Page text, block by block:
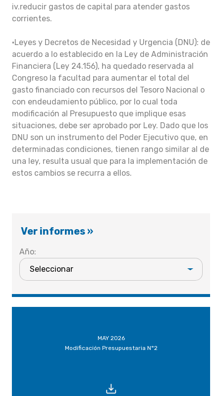
iv.reducir gastos de capital para atender gastos
corrientes.
•Leyes y Decretos de Necesidad y Urgencia (DNU): de
acuerdo a lo establecido en la Ley de Administración
Financiera (Ley 24.156), ha quedado reservada al
Congreso la facultad para aumentar el total del
gasto financiado con recursos del Tesoro Nacional o
con endeudamiento público, por lo cual toda
modificación al Presupuesto que implique esas
situaciones, debe ser aprobado por Ley. Dado que los
DNU son un instrumento del Poder Ejecutivo que, en
determinadas condiciones, tienen rango similar al de
una ley, resulta usual que para la implementación de
estos cambios se recurra a ellos.
Ver informes »
Año:
MAY 2026
Modificación Presupuestaria N°2